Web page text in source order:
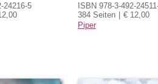
24216-5
ISBN 978-3-492-
384 Seiten
€ 12,00
Piper